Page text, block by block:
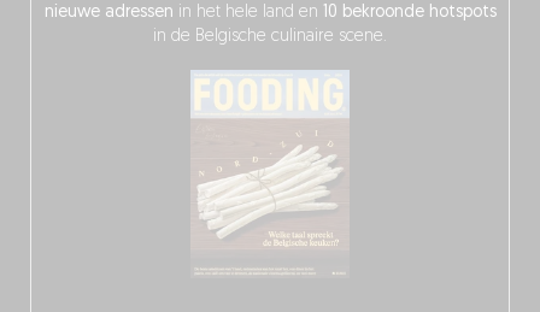
nieuwe adressen in het hele land en 10 bekroonde hotspots
in de Belgische culinaire scene.